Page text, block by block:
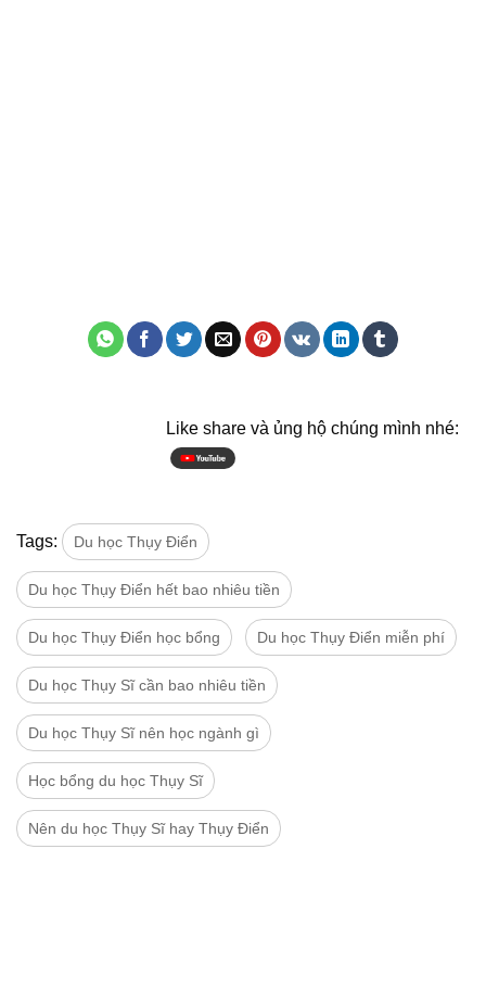
Like share và ủng hộ chúng mình nhé:
Tags: Du học Thụy Điển
Du học Thụy Điển hết bao nhiêu tiền
Du học Thụy Điển học bổng Du học Thụy Điển miễn phí
Du học Thụy Sĩ cần bao nhiêu tiền
Du học Thụy Sĩ nên học ngành gì
Học bổng du học Thụy Sĩ
Nên du học Thụy Sĩ hay Thụy Điển